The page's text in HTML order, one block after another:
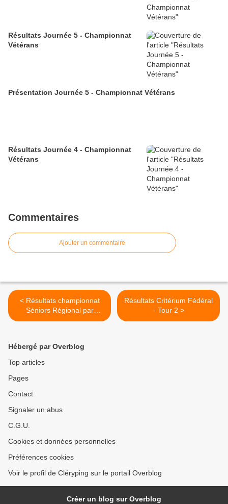
Résultats Journée 5 - Championnat
Vétérans
Présentation Journée 5 - Championnat Vétérans
Résultats Journée 4 - Championnat
Vétérans
Commentaires
Ajouter un commentaire
< Résultats championnat
Séniors Régional par
équipes - Journée 5
Résultats Critérium Fédéral
- Tour 2 >
Hébergé par Overblog
Top articles
Pages
Contact
Signaler un abus
C.G.U.
Cookies et données personnelles
Préférences cookies
Voir le profil de Cléryping sur le portail Overblog
Créer un blog sur Overblog